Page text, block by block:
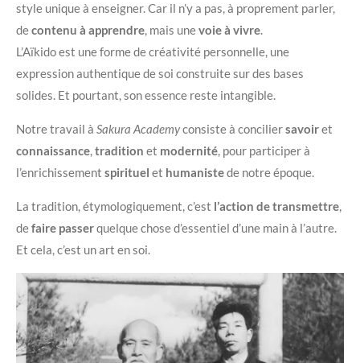
style unique à enseigner. Car il n’y a pas, à proprement parler,
decontenu à apprendre, mais unevoie à vivre.
L’Aïkido est une forme de créativité personnelle, une
expression authentique de soi construite sur des bases
solides. Et pourtant, son essence reste intangible.
Notre travail à Sakura Academyconsiste à conciliersavoiret
connaissance,tradition et modernité, pour participer à
l’enrichissement spirituel et humanistede notre époque.
La tradition, étymologiquement, c’est l’action de transmettre,
defaire passerquelque chose d’essentiel d’une main à l’autre.
Et cela, c’est un art en soi.